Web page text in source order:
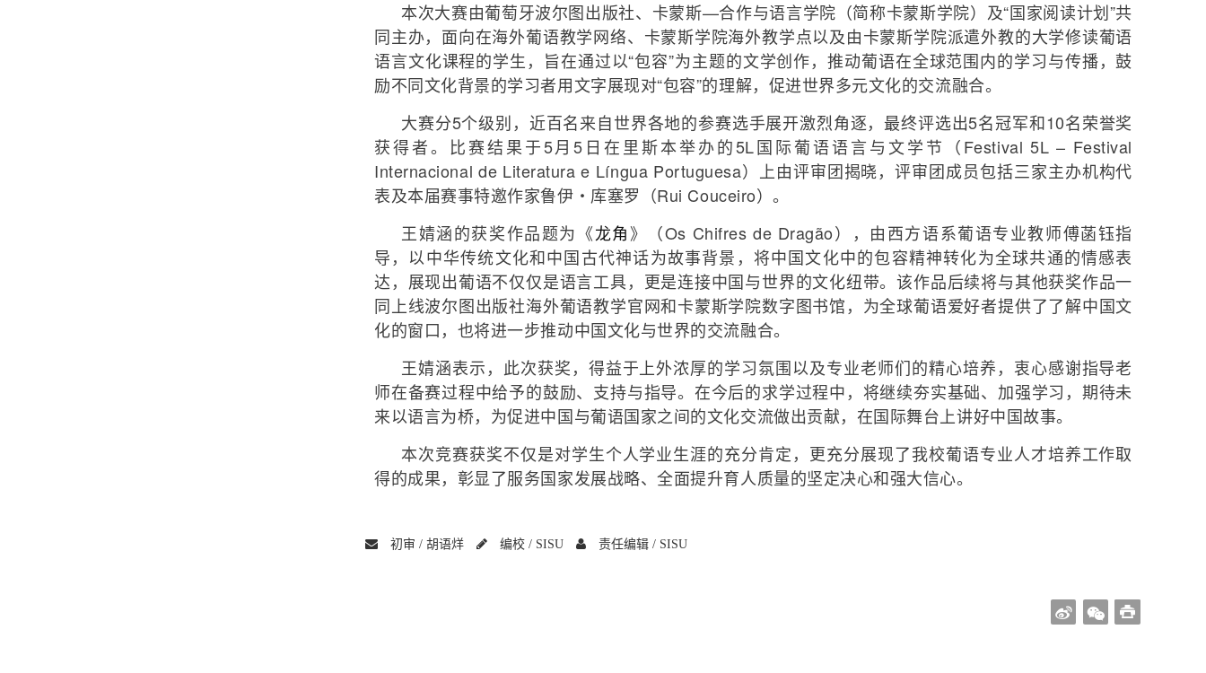
本次大赛由葡萄牙波尔图出版社、卡蒙斯—合作与语言学院（简称卡蒙斯学院）及“国家阅读计划”共
同主办，面向在海外葡语教学网络、卡蒙斯学院海外教学点以及由卡蒙斯学院派遣外教的大学修读葡语
语言文化课程的学生，旨在通过以“包容”为主题的文学创作，推动葡语在全球范围内的学习与传播，鼓
励不同文化背景的学习者用文字展现对“包容”的理解，促进世界多元文化的交流融合。
大赛分5个级别，近百名来自世界各地的参赛选手展开激烈角逐，最终评选出5名冠军和10名荣誉奖
获得者。比赛结果于5月5日在里斯本举办的5L国际葡语语言与文学节（Festival 5L – Festival
Internacional de Literatura e Língua Portuguesa）上由评审团揭晓，评审团成员包括三家主办机构代
表及本届赛事特邀作家鲁伊・库塞罗（Rui Couceiro）。
王婧涵的获奖作品题为《龙角》（Os Chifres de Dragão），由西方语系葡语专业教师傅菡钰指
导，以中华传统文化和中国古代神话为故事背景，将中国文化中的包容精神转化为全球共通的情感表
达，展现出葡语不仅仅是语言工具，更是连接中国与世界的文化纽带。该作品后续将与其他获奖作品一
同上线波尔图出版社海外葡语教学官网和卡蒙斯学院数字图书馆，为全球葡语爱好者提供了了解中国文
化的窗口，也将进一步推动中国文化与世界的交流融合。
王婧涵表示，此次获奖，得益于上外浓厚的学习氛围以及专业老师们的精心培养，衷心感谢指导老
师在备赛过程中给予的鼓励、支持与指导。在今后的求学过程中，将继续夯实基础、加强学习，期待未
来以语言为桥，为促进中国与葡语国家之间的文化交流做出贡献，在国际舞台上讲好中国故事。
本次竞赛获奖不仅是对学生个人学业生涯的充分肯定，更充分展现了我校葡语专业人才培养工作取
得的成果，彰显了服务国家发展战略、全面提升育人质量的坚定决心和强大信心。
初审 / 胡语烊 编校 / SISU 责任编辑 / SISU